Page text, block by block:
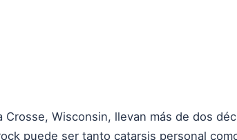
Crosse, Wisconsin, llevan más de dos
puede ser tanto catarsis personal